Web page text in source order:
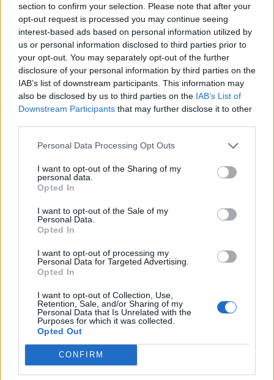
section to confirm your selection. Please note that after your
opt-out request is processed you may continue seeing
interest-based ads based on personal information utilized by
us or personal information disclosed to third parties prior to
your opt-out. You may separately opt-out of the further
disclosure of your personal information by third parties on the
IAB’s list of downstream participants. This information may
also be disclosed by us to third parties on the IAB’s List of
Downstream Participants that may further disclose it to other
Personal Data Processing Opt Outs
I want to opt-out of the Sharing of my
personal data.
Opted In
I want to opt-out of the Sale of my
Personal Data.
Opted In
I want to opt-out of processing my
Personal Data for Targeted Advertising.
Opted In
I want to opt-out of Collection, Use,
Retention, Sale, and/or Sharing of my
Personal Data that Is Unrelated with the
Purposes for which it was collected.
Opted Out
CONFIRM
Hasznos
Impresszum
Szerzői jogok
Adatvédelmi tájékoztató
Cookie-kezelési tájékoztató
Nyomtatott lapjaink archívuma
Médiaajánlat
Sütibeállítások
Médiatér
Székely Sport
Liget
Bihari Napló
Erdélyi Napló
Főtér